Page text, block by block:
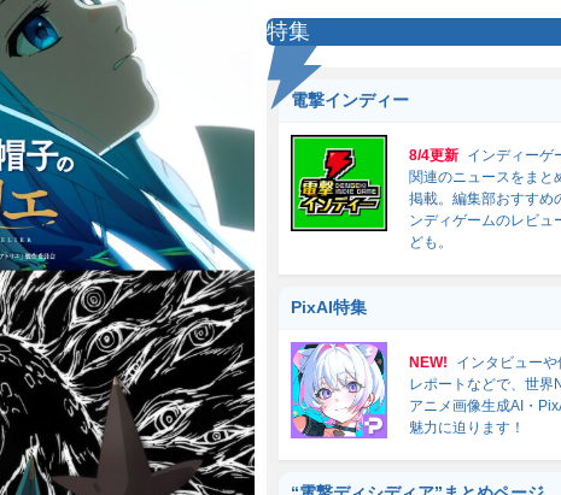
特集
電撃インディー
8/4更新 インディーゲ
関連のニュースをまと
掲載。編集部おすすめ
ンディゲームのレビュ
ども。
PixAI特集
NEW!
インタビューや
レポートなどで、世界
アニメ画像生成AI・
魅力に迫ります！